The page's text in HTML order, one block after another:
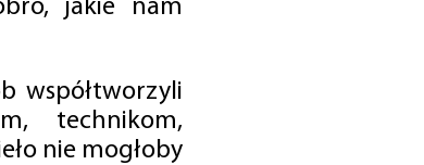
jakie nam
współtworzyli
technikom,
nie mogłoby